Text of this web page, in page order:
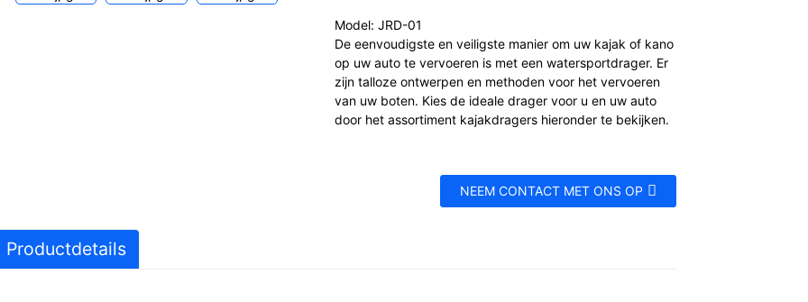
Model: JRD-01
De eenvoudigste en veiligste manier om uw kajak of kano
op uw auto te vervoeren is met een watersportdrager. Er
zijn talloze ontwerpen en methoden voor het vervoeren
van uw boten. Kies de ideale drager voor u en uw auto
door het assortiment kajakdragers hieronder te bekijken.
NEEM CONTACT MET ONS OP
Productdetails